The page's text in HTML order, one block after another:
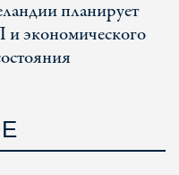
планирует
экономического